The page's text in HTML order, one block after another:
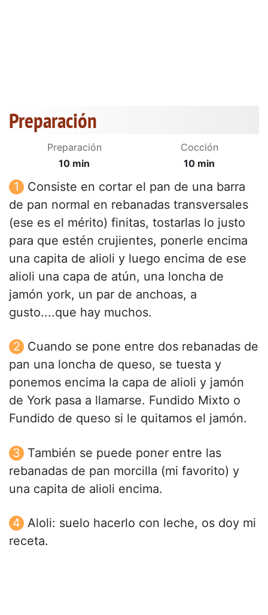
Preparación
Preparación
10 min
Cocción
10 min
Consiste en cortar el pan de una barra
de pan normal en rebanadas transversales
(ese es el mérito) finitas, tostarlas lo justo
para que estén crujientes, ponerle encima
una capita de alioli y luego encima de ese
alioli una capa de atún, una loncha de
jamón york, un par de anchoas, a
gusto....que hay muchos.
Cuando se pone entre dos rebanadas de
pan una loncha de queso, se tuesta y
ponemos encima la capa de alioli y jamón
de York pasa a llamarse. Fundido Mixto o
Fundido de queso si le quitamos el jamón.
También se puede poner entre las
rebanadas de pan morcilla (mi favorito) y
una capita de alioli encima.
Aloli: suelo hacerlo con leche, os doy mi
receta.